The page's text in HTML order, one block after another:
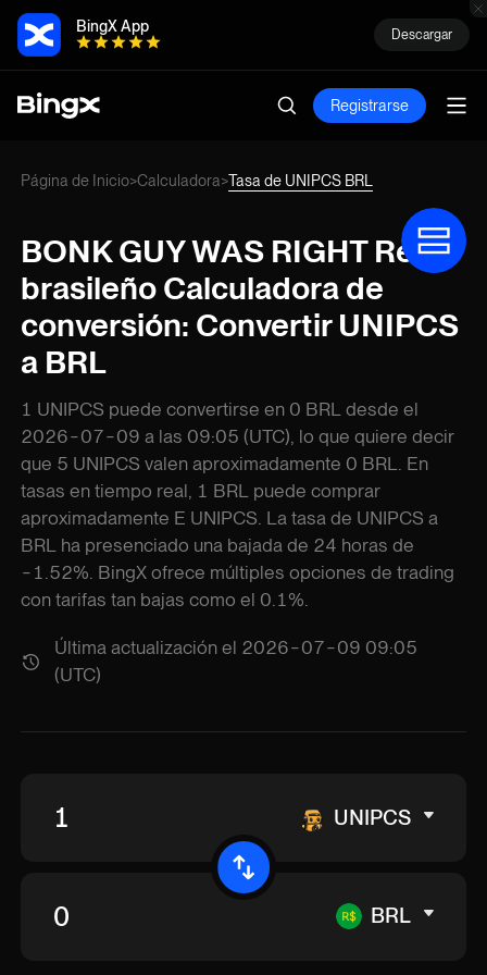
BingX App Descargar
Registrarse
Página de Inicio>Calculadora>Tasa de UNIPCS BRL
BONK GUY WAS RIGHT Real
brasileño Calculadora de
conversión: Convertir UNIPCS
a BRL
1 UNIPCS puede convertirse en 0 BRL desde el
2026-07-09 a las 09:05 (UTC), lo que quiere decir
que 5 UNIPCS valen aproximadamente 0 BRL. En
tasas en tiempo real, 1 BRL puede comprar
aproximadamente E UNIPCS. La tasa de UNIPCS a
BRL ha presenciado una bajada de 24 horas de
-1.52%. BingX ofrece múltiples opciones de trading
con tarifas tan bajas como el 0.1%.
Última actualización el 2026-07-09 09:05
(UTC)
UNIPCS
BRL